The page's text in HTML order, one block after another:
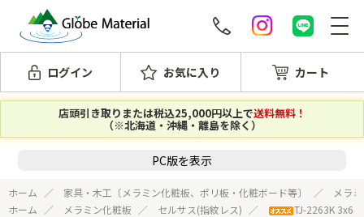
ログイン お気に入り カート
店頭引き取りまたは税込25,000円以上で送料無料！
（※北海道・沖縄・離島を除く）
PC版を表示
ホーム 家具・木工〔メラミン化粧板、ポリ板・化粧ボード等〕
メラ
ホーム
メラミン化粧板 セルサス(指紋レス)
TJ-2263K 3x6